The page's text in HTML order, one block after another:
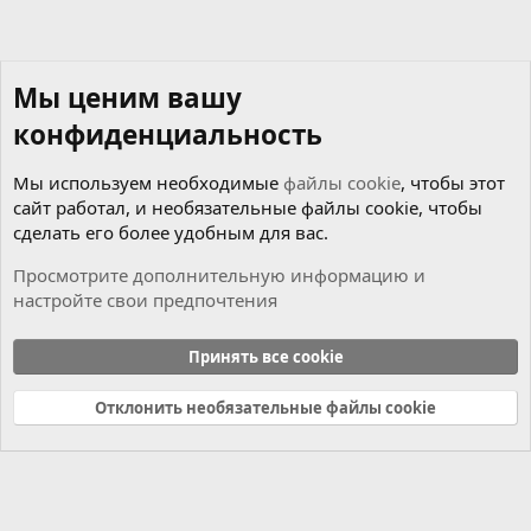
Cookies
Russian (RU)
Связь с нами
Условия и правила
Политика конфиденциальности
Справка Главная
R
Мы ценим вашу
конфиденциальность
Мы используем необходимые файлы cookie, чтобы этот
сайт работал, и необязательные файлы cookie, чтобы
сделать его более удобным для вас.
Просмотрите дополнительную информацию и
настройте свои предпочтения
Принять все cookie
Отклонить необязательные файлы cookie